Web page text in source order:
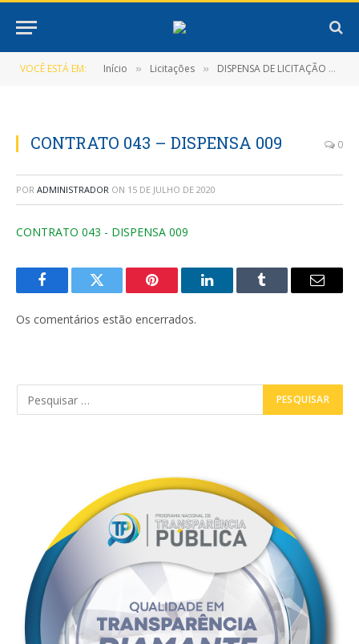
VOCÊ ESTÁ EM: Início » Licitações » DISPENSA DE LICITAÇÃO Nº 7/2020-009 (Contratação Direta, Em Caráter de Emergência de empresa especializada para aquisição de medicamentos)
CONTRATO 043 – DISPENSA 009 0
POR ADMINISTRADOR ON 15 DE JULHO DE 2020
CONTRATO 043 - DISPENSA 009
FacebookTwitter Pinterest LinkedInTumblr
E-
Os comentários estão encerrados.